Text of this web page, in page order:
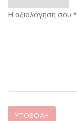
Η αξιολόγηση σου *